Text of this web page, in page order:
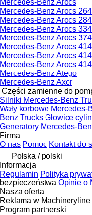
Mercedes-Benz Arocs
Mercedes-Benz Arocs
Mercedes-Benz Arocs
Mercedes-Benz Arocs
Mercedes-Benz Arocs
Mercedes-Benz Arocs
Mercedes-Benz Arocs
Mercedes-Benz Arocs
Mercedes-Benz Atego
Mercedes-Benz Axor
Części zamienne do
Silniki Mercedes-Benz
Wały korbowe Mercedes-
Benz Trucks Głowice
Generatory Mercedes-
Firma
O nas Pomoc Kontakt do
Polska / polski
Informacja
Regulamin Polityka
bezpieczeństwa Opinie o
Nasza oferta
Reklama w Machineryline
Program partnerski